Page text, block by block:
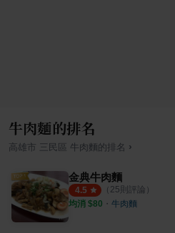
牛肉麵的排名
高雄市 三民區 牛肉麵的排名 ›
金典牛肉麵
4.5 （ 25則評論）
均消 $80 ・ 牛肉麵